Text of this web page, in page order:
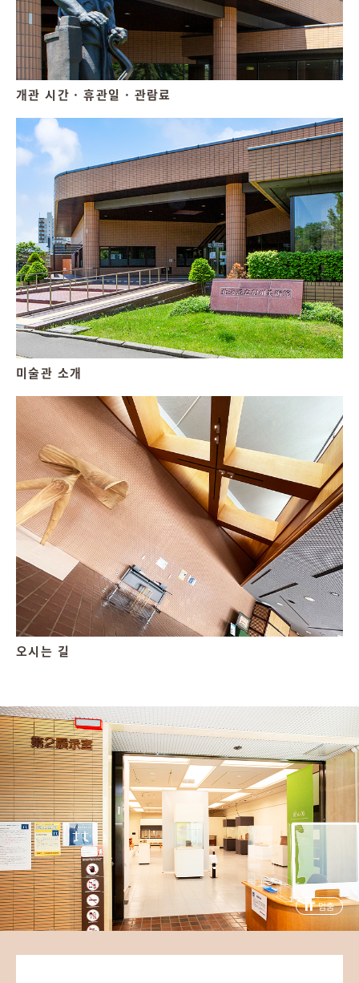
개관 시간 · 휴관일 · 관람료
미술관 소개
오시는 길
멈춤